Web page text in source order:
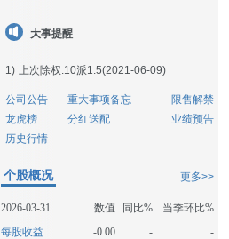
大事提醒
1) 上次除权:10派1.5(2021-06-09)
公司公告 重大事项备忘
限售解禁
龙虎榜
分红送配
业绩预告
历史行情
更多>>
个股概况
2026-03-31 数值 同比%
当季环比%
每股收益
-0.00 -
-